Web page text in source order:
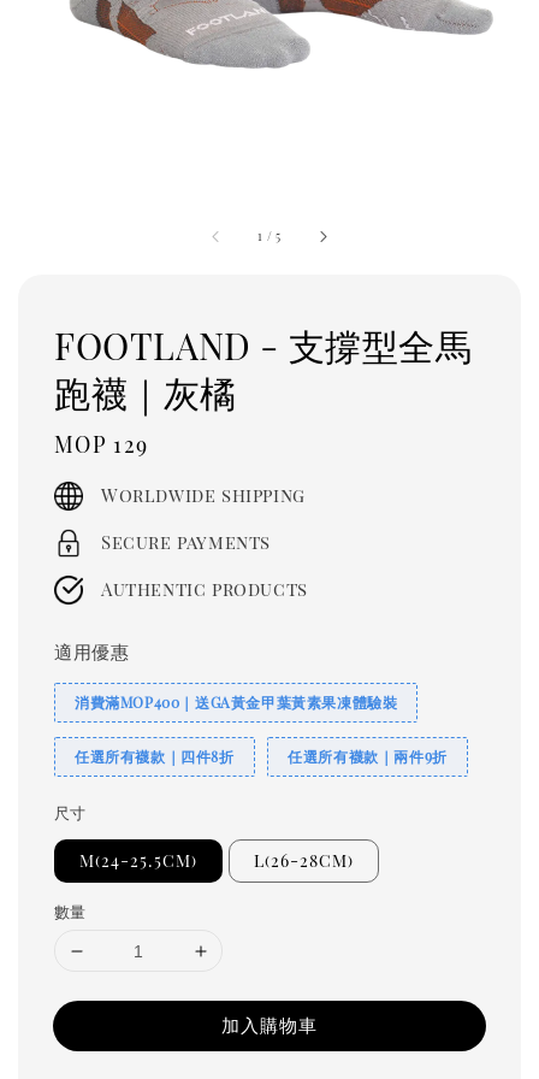
1 /5
FOOTLAND - 支撐型全馬
跑襪｜灰橘
Regular
price
MOP 129
Worldwide shipping
Secure payments
Authentic products
適用優惠
消費滿MOP400｜送GA黃金甲葉黃素果凍體驗裝
任選所有襪款｜四件8折 任選所有襪款｜兩件9折
尺寸
M(24-25.5CM) L(26-28CM)
數量
加入購物車